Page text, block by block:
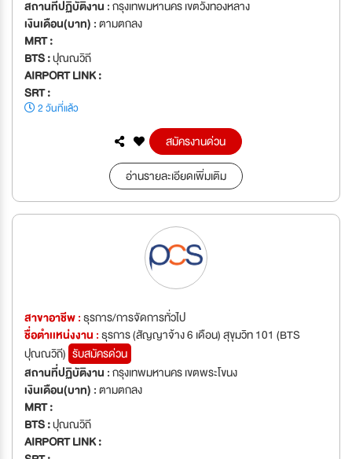
สถานที่ปฏิบัติงาน :กรุงเทพมหานคร เขตวังทองหลาง
เงินเดือน(บาท) :ตามตกลง
MRT :
BTS :ปุณณวิถี
AIRPORT LINK :
SRT :
2 วันที่แล้ว
สมัครงานด่วน
อ่านรายละเอียดเพิ่มเติม
สาขาอาชีพ :ธุรการ/การจัดการทั่วไป
ชื่อตำเเหน่งงาน :ธุรการ (สัญญาจ้าง 6 เดือน) สุขุมวิท 101 (BTS
ปุณณวิถี) รับสมัครด่วน
สถานที่ปฏิบัติงาน :กรุงเทพมหานคร เขตพระโขนง
เงินเดือน(บาท) :ตามตกลง
MRT :
BTS :ปุณณวิถี
AIRPORT LINK :